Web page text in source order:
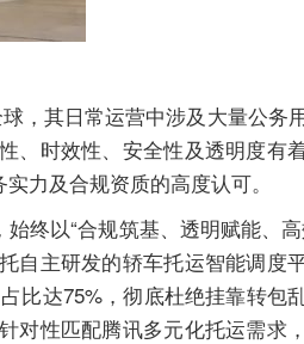
，其日常运营中涉及大量公务
、时效性、安全性及透明度有
力及合规资质的高度认可。
终以“合规筑基、透明赋能、高
自主研发的轿车托运智能调度
比达75%，彻底杜绝挂靠转包
对性匹配腾讯多元化托运需求